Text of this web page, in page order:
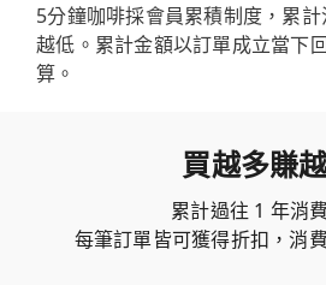
5分鐘咖啡採會員累積制度，累
越低。累計金額以訂單成立當下
算。
買越多賺
累計過往 1 年消
每筆訂單皆可獲得折扣，消